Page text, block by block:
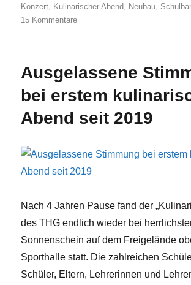
Konzert
Kulinarischer Abend Neubau
15 Kommentarezu
Ausgelassene
bei erstem
Abend seit 2019
Nach 4 Jahren Pause fand der
des THG endlich wieder bei
Sonnenschein auf dem Freigelände
Sporthalle statt. Die zahlreichen
Schüler, Eltern, Lehrerinnen und